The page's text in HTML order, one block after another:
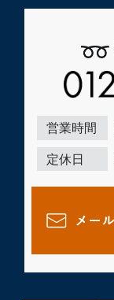
営業時間
定休日